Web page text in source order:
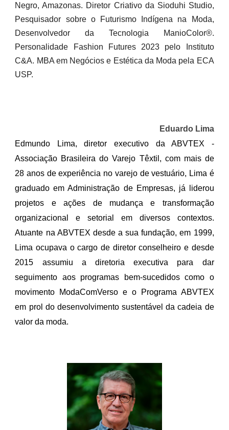
Negro, Amazonas. Diretor Criativo da Sioduhi Studio,
Pesquisador sobre o Futurismo Indígena na Moda,
Desenvolvedor da Tecnologia ManioColor®.
Personalidade Fashion Futures 2023 pelo Instituto
C&A. MBA em Negócios e Estética da Moda pela ECA
USP.
Eduardo Lima
Edmundo Lima, diretor executivo da ABVTEX -
Associação Brasileira do Varejo Têxtil, com mais de
28 anos de experiência no varejo de vestuário, Lima é
graduado em Administração de Empresas, já liderou
projetos e ações de mudança e transformação
organizacional e setorial em diversos contextos.
Atuante na ABVTEX desde a sua fundação, em 1999,
Lima ocupava o cargo de diretor conselheiro e desde
2015 assumiu a diretoria executiva para dar
seguimento aos programas bem-sucedidos como o
movimento ModaComVerso e o Programa ABVTEX
em prol do desenvolvimento sustentável da cadeia de
valor da moda.